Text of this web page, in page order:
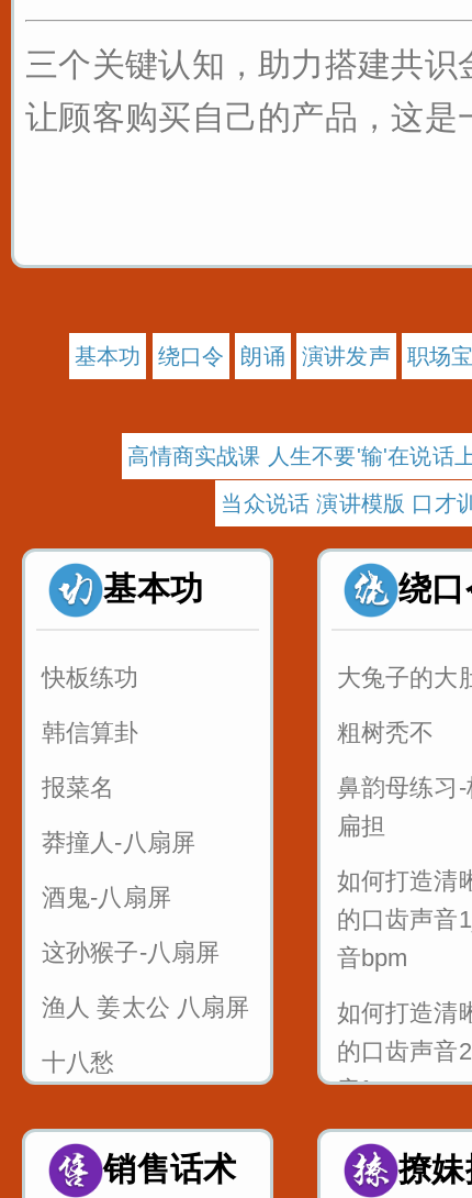
三个关键认知，助力搭建共
让顾客购买自己的产品，这
基本功 绕口令 朗诵 演讲发声 职场
高情商实战课 人生不要'输'在说话
当众说话 演讲模版 口才
基本功
快板练功
韩信算卦
报菜名
莽撞人-八扇屏
酒鬼-八扇屏
这孙猴子-八扇屏
渔人 姜太公 八扇屏
十八愁
诸葛亮 八扇屏
绕口
大兔子的大
粗树秃不
鼻韵母练习-
扁担
如何打造清
的口齿声音
音bpm
如何打造清
的口齿声音
音f
如何打造清
的口齿声音
销售话术 撩